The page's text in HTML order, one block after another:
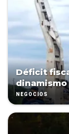
Déficit
NEGOCIOS